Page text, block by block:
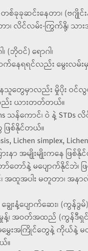
တစ်ခုခုဆင်းနေတာ၊ (ဗဂျိုင်း
ာ၊ လိင်လမ်း-ကြွက်နို့၊ သ
(ဘိုဝင်) ရောဂါ၊
က်နေရရင်လည်း မွေးလမ်း
နေသူတွေမှာလည်း မှိုပိုး ဝ
း ယားတတ်တယ်။
သန်ကောင်၊ ဝဲ နဲ့
ဖြစ်နိုင်တယ်။
Lichen simplex,
ားနာ အမျိုးမျိုးကနေ ဖြ
ော်နဲ့ မပျောက်နိုင်ဘဲ၊ ဖ
အထူအပါး မတူတာ၊ အနာ
၊ ချွေးနံ့ပျောက်ဆေး၊ (
မှုန့်၊ အဝတ်အထည် (ကွန်ဒီရှင်
မွှေးအကြိုင်တွေနဲ့ ကိုယ်နဲ့
။